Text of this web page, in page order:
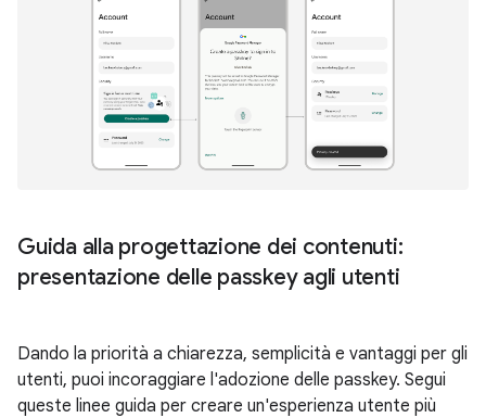
Guida alla progettazione dei contenuti:
presentazione delle passkey agli utenti
Dando la priorità a chiarezza, semplicità e vantaggi per gli
utenti, puoi incoraggiare l'adozione delle passkey. Segui
queste linee guida per creare un'esperienza utente più